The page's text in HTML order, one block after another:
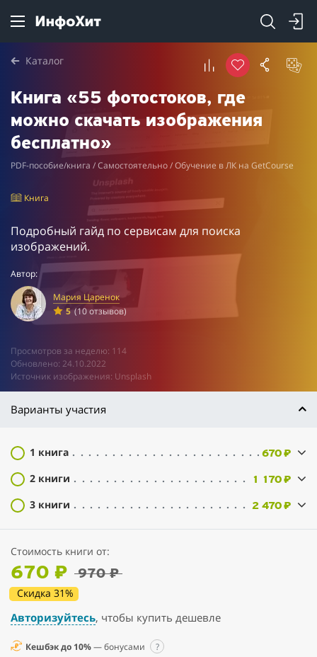
Каталог
Книга «55 фотостоков, где
можно скачать изображения
бесплатно»
PDF-пособие/книга / Самостоятельно / Обучение в ЛК на GetCourse
Книга
Подробный гайд по сервисам для поиска
изображений.
Автор:
Мария Царенок
5 (10 отзывов)
Просмотров за неделю: 114
Обновлено: 24.10.2022
Источник изображения: Unsplash
Варианты участия
1 книга 670 ₽
2 книги 1 170 ₽
3 книги 2 470 ₽
Стоимость книги от:
670 ₽ 970 ₽
Скидка 31%
Авторизуйтесь, чтобы купить дешевле
Кешбэк до 10%— бонусами
?